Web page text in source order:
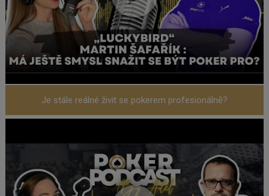
Je stále reálné živit se pokerem profesionálně?